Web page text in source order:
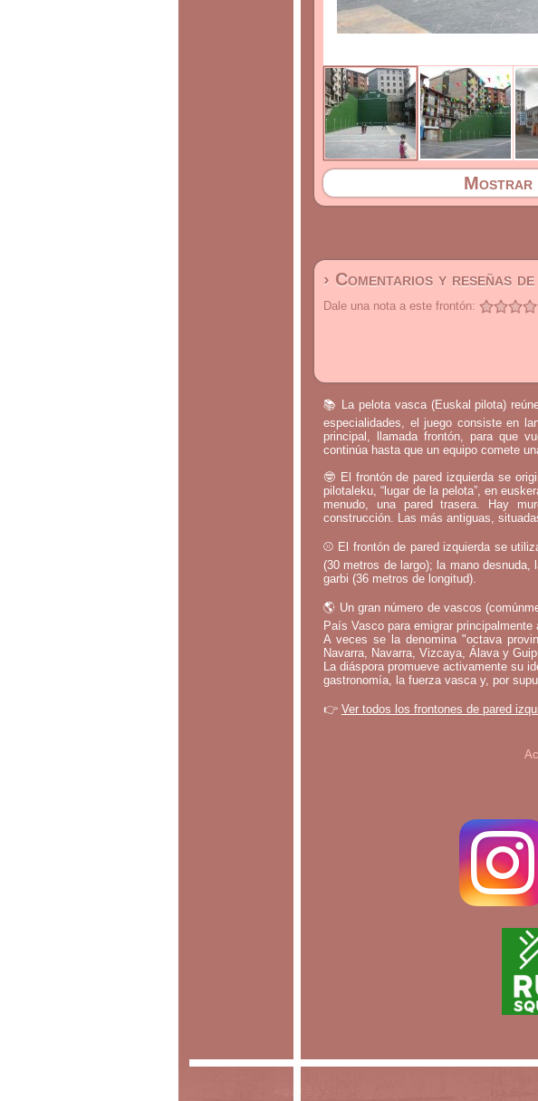
Mostrar
› Comentarios y reseñas
Dale una nota a este frontón:
📚 La pelota vasca (Euskal pilota)
especialidades, el juego consiste en
principal, llamada frontón, para que
continúa hasta que un equipo comete
🤓 El frontón de pared izquierda se
pilotaleku, “lugar de la pelota”, en
menudo, una pared trasera. Hay
construcción. Las más antiguas,
⚾ El frontón de pared izquierda se
(30 metros de largo); la mano
garbi (36 metros de longitud).
🌎 Un gran número de vascos
País Vasco para emigrar
A veces se la denomina "octava
Navarra, Navarra, Vizcaya, Álava y
La diáspora promueve activamente su
gastronomía, la fuerza vasca y, por
👉 Ver todos los frontones de pared